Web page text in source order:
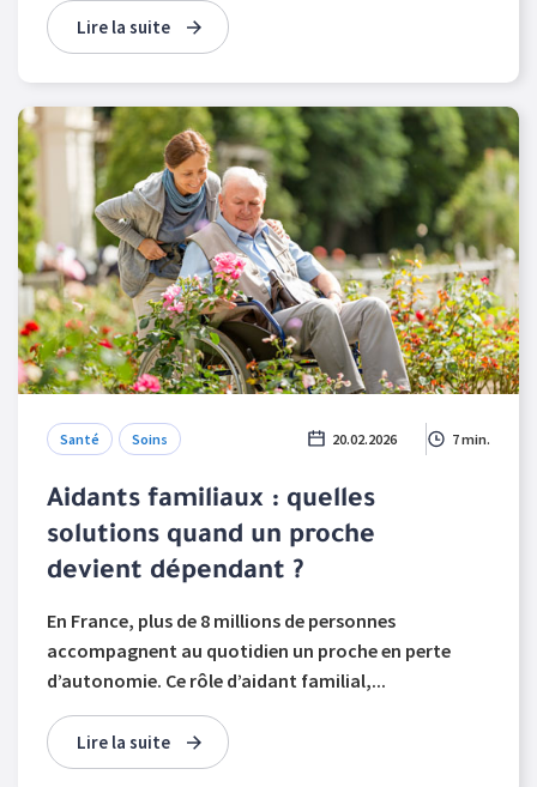
Lire la suite
Santé Soins 20.02.2026 7 min.
Aidants familiaux : quelles
solutions quand un proche
devient dépendant ?
En France, plus de 8 millions de personnes
accompagnent au quotidien un proche en perte
d’autonomie. Ce rôle d’aidant familial,...
Lire la suite